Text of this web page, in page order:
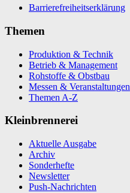
Barrierefreiheitserklärung
Themen
Produktion & Technik
Betrieb & Management
Rohstoffe & Obstbau
Messen & Veranstaltungen
Themen A-Z
Kleinbrennerei
Aktuelle Ausgabe
Archiv
Sonderhefte
Newsletter
Push-Nachrichten